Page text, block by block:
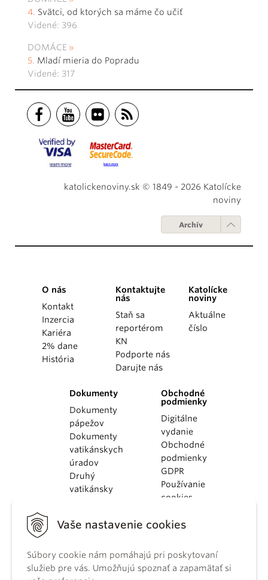
Vaše nastavenie cookies
Súbory cookie nám pomáhajú pri poskytovaní
služieb pre vás. Umožňujú spoznať a zapamätať si
Svätci, od ktorých sa máme čo učiť
Videné: 396
DOMÁCE
Mladí mieria do Popradu
Videné: 317
katolickenoviny.sk © 1849 - 2026 Katolícke
noviny
Archív
O nás
Kontakt
Inzercia
Kariéra
2% dane
História
Kontaktujte
nás
Staň sa
reportérom
KN
Podporte nás
Darujte nás
Katolícke
noviny
Aktuálne
číslo
Dokumenty
Dokumenty
pápežov
Dokumenty
vatikánskych
úradov
Druhý
vatikánsky
KBS
kánonického
práva
Obchodné
podmienky
Digitálne
vydanie
Obchodné
podmienky
GDPR
Používanie
cookies